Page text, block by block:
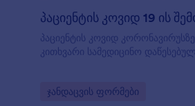
პაციენტის კოვიდ კორონავირუსზე
კითხვარი სამედიცინო
Go to Category:
ჯანდაცვის ფორმები